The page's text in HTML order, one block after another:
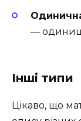
—
Інші типи
Цікаво, що